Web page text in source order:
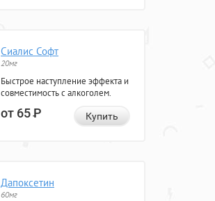
Сиалис Софт
20мг
Быстрое наступление эффекта и
совместимость с алкоголем.
от 65Р Купить
Дапоксетин
60мг